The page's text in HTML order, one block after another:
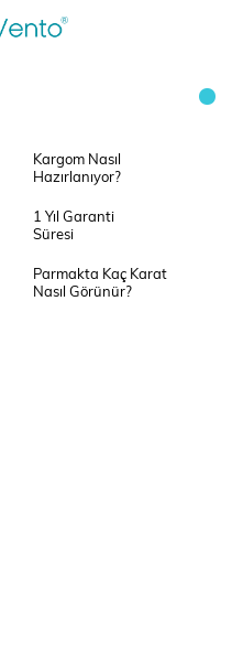
Kargom Nasıl
Hazırlanıyor?
1 Yıl Garanti
Süresi
Parmakta Kaç Karat
Nasıl Görünür?